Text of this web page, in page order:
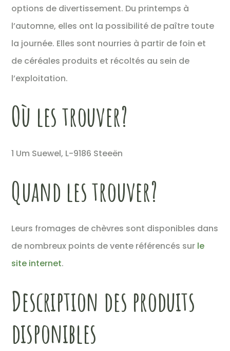
options de divertissement. Du printemps à
l’automne, elles ont la possibilité de paître toute
la journée. Elles sont nourries à partir de foin et
de céréales produits et récoltés au sein de
l’exploitation.
Où les trouver?
1 Um Suewel, L-9186 Steeën
Quand les trouver?
Leurs fromages de chèvres sont disponibles dans
de nombreux points de vente référencés sur le
site internet.
Description des produits
disponibles